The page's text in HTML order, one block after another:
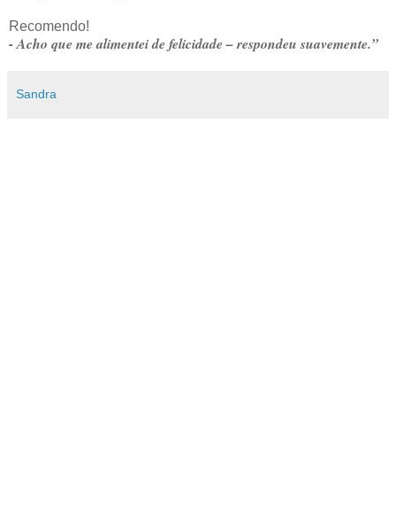
Recomendo!
- Acho que me alimentei de felicidade – respondeu suavemente.”
Sandra